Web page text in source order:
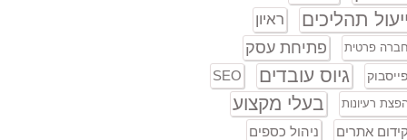
ייעול תהליכים ראיון
חברה פרטית פתיחת עסק
פייסבוק גיוס עובדים SEO
רעיונות בעלי מקצוע
קידום אתרים ניהול כספים